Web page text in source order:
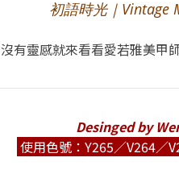
初語時光｜Vintage
沒有靈感就來看看愛若雅美甲
Desinged by
使用色號：Y265／V264／